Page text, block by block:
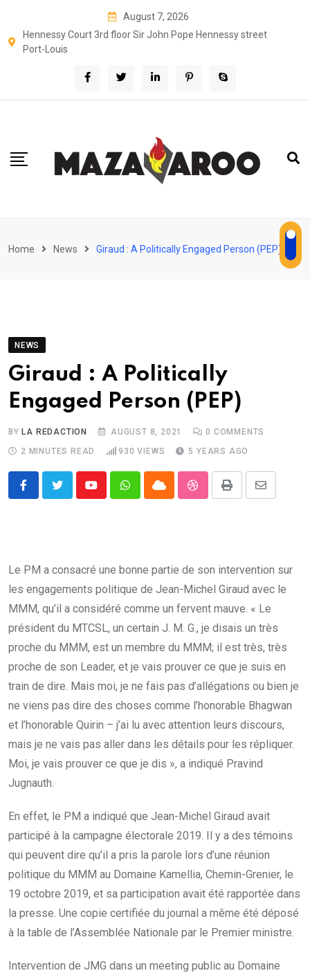
content
August 7, 2026
Hennessy Court 3rd floor Sir John Pope Hennessy street
Port-Louis
Home News Giraud : A Politically Engaged Person (PEP)
NEWS
Giraud : A Politically
Engaged Person (PEP)
BYLA REDACTION AUGUST 8, 2021 0 COMMENTS
2 MINUTES READ
930 VIEWS 5 YEARS AGO
YoutubeWhatsappCloud StumbleUpon
Print
Share
Le PM a consacré une bonne partie de son intervention sur
les engagements politique de Jean-Michel Giraud avec le
MMM, qu’il a considéré comme un fervent mauve. « Le
président du MTCSL, un certain J. M. G., je disais un très
proche du MMM, est un membre du MMM; il est très, très
proche de son Leader, et je vais prouver ce que je suis en
train de dire. Mais moi, je ne fais pas d’allégations ou bien je
ne viens pas dire des choses comme l’honorable Bhagwan
et l’honorable Quirin – j’ai lu avec attention leurs discours,
mais je ne vais pas aller dans les détails pour les répliquer.
Moi, je vais prouver ce que je dis », a indiqué Pravind
Jugnauth.
En effet, le PM a indiqué que Jean-Michel Giraud avait
participé à la campagne électorale 2019. Il y a des témoins
qui peuvent dire qu’il a pris la parole lors d’une réunion
politique du MMM au Domaine Kamellia, Chemin-Grenier, le
19 octobre 2019, et sa participation avait été rapportée dans
la presse. Une copie certifiée du journal a même été déposé
à la table de l’Assemblée Nationale par le Premier ministre.
Intervention de JMG dans un meeting public au Domaine